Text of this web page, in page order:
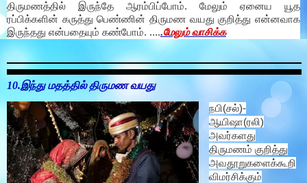
திருமணத்தில் இருந்தே ஆரம்பிப்போம். மேலும் ஏனைய யூத
ரப்பிக்களின் கருத்து பெண்ணின் திருமண வயது குறித்து என்னவாக
இருந்தது என்பதையும் கண்போம். .....மேலும் வாசிக்க
10.இந்து மதத்தில் திருமண வயது
நபி(சல்)-
ஆயிஷா(ரலி)
அவர்களது
திருமணம் குறித்து
அவதூறுகளைக்கூறி
விமர்சிக்கும்